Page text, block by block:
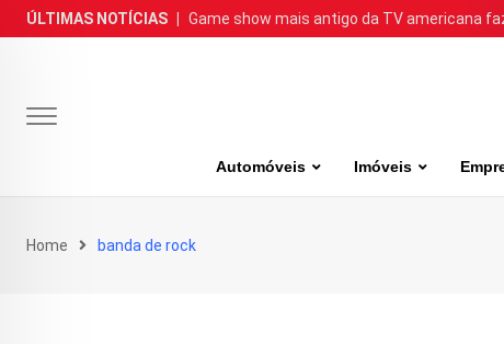
Skip
to
ÚLTIMAS NOTÍCIAS Game show mais antigo da TV americana
Automóveis Imóveis
Home banda de rock